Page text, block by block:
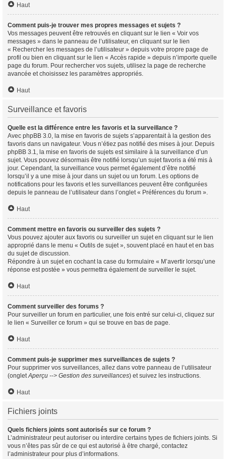
Haut
Comment puis-je trouver mes propres messages et sujets ?
Vos messages peuvent être retrouvés en cliquant sur le lien « Voir vos
messages » dans le panneau de l’utilisateur, en cliquant sur le lien
« Rechercher les messages de l’utilisateur » depuis votre propre page de
profil ou bien en cliquant sur le lien « Accès rapide » depuis n’importe quelle
page du forum. Pour rechercher vos sujets, utilisez la page de recherche
avancée et choisissez les paramètres appropriés.
Haut
Surveillance et favoris
Quelle est la différence entre les favoris et la surveillance ?
Avec phpBB 3.0, la mise en favoris de sujets s’apparentait à la gestion des
favoris dans un navigateur. Vous n’étiez pas notifié des mises à jour. Depuis
phpBB 3.1, la mise en favoris de sujets est similaire à la surveillance d’un
sujet. Vous pouvez désormais être notifié lorsqu’un sujet favoris a été mis à
jour. Cependant, la surveillance vous permet également d’être notifié
lorsqu’il y a une mise à jour dans un sujet ou un forum. Les options de
notifications pour les favoris et les surveillances peuvent être configurées
depuis le panneau de l’utilisateur dans l’onglet « Préférences du forum ».
Haut
Comment mettre en favoris ou surveiller des sujets ?
Vous pouvez ajouter aux favoris ou surveiller un sujet en cliquant sur le lien
approprié dans le menu « Outils de sujet », souvent placé en haut et en bas
du sujet de discussion.
Répondre à un sujet en cochant la case du formulaire « M’avertir lorsqu’une
réponse est postée » vous permettra également de surveiller le sujet.
Haut
Comment surveiller des forums ?
Pour surveiller un forum en particulier, une fois entré sur celui-ci, cliquez sur
le lien « Surveiller ce forum » qui se trouve en bas de page.
Haut
Comment puis-je supprimer mes surveillances de sujets ?
Pour supprimer vos surveillances, allez dans votre panneau de l’utilisateur
(ongletAperçu --> Gestion des surveillances) et suivez les instructions.
Haut
Fichiers joints
Quels fichiers joints sont autorisés sur ce forum ?
L’administrateur peut autoriser ou interdire certains types de fichiers joints. Si
vous n’êtes pas sûr de ce qui est autorisé à être chargé, contactez
l’administrateur pour plus d’informations.